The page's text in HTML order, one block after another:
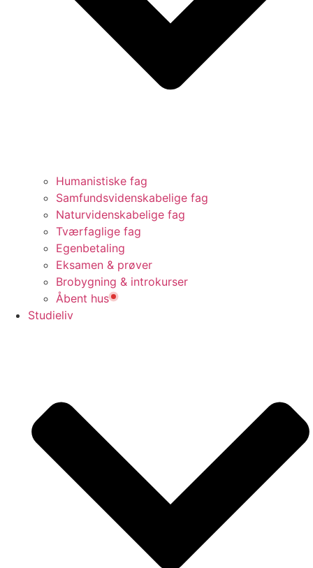
Humanistiske fag
Samfundsvidenskabelige fag
Naturvidenskabelige fag
Tværfaglige fag
Egenbetaling
Eksamen & prøver
Brobygning & introkurser
Åbent hus
Studieliv